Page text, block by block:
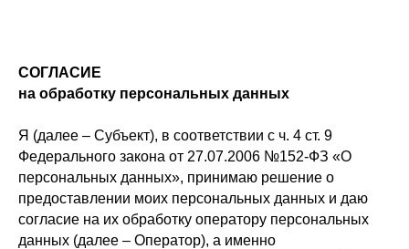
СОГЛАСИЕ
на обработку персональных данных
Я (далее – Субъект), в соответствии с ч. 4 ст. 9
Федерального закона от 27.07.2006 №152-ФЗ «О
персональных данных», принимаю решение о
предоставлении моих персональных данных и даю
согласие на их обработку оператору персональных
данных (далее – Оператор), а именно